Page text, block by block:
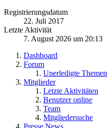
Registrierungsdatum
22. Juli 2017
Letzte Aktivität
7. August 2026 um 20:13
Dashboard
Forum
Unerledigte Themen
Mitglieder
Letzte Aktivitäten
Benutzer online
Team
Mitgliedersuche
Presse News